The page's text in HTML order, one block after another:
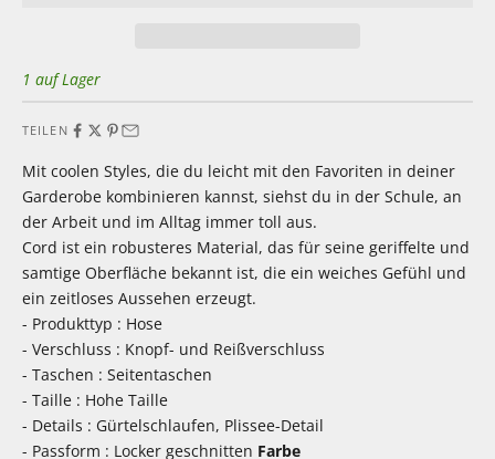
1 auf Lager
TEILEN
Mit coolen Styles, die du leicht mit den Favoriten in deiner
Garderobe kombinieren kannst, siehst du in der Schule, an
der Arbeit und im Alltag immer toll aus.
Cord ist ein robusteres Material, das für seine geriffelte und
samtige Oberfläche bekannt ist, die ein weiches Gefühl und
ein zeitloses Aussehen erzeugt.
- Produkttyp : Hose
- Verschluss : Knopf- und Reißverschluss
- Taschen : Seitentaschen
- Taille : Hohe Taille
- Details : Gürtelschlaufen, Plissee-Detail
- Passform : Locker geschnitten Farbe